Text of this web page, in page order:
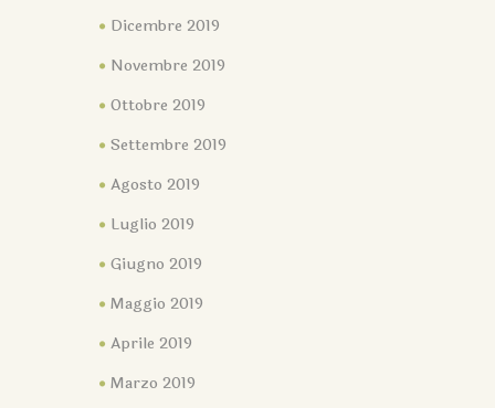
Dicembre 2019
Novembre 2019
Ottobre 2019
Settembre 2019
Agosto 2019
Luglio 2019
Giugno 2019
Maggio 2019
Aprile 2019
Marzo 2019